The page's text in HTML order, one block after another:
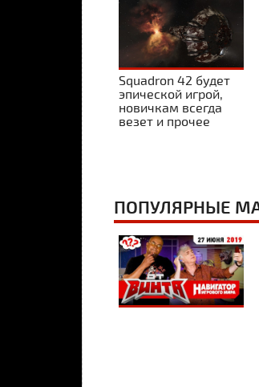
Squadron 42 будет
эпической игрой,
новичкам всегда
везет и прочее
ПОПУЛЯРНЫЕ